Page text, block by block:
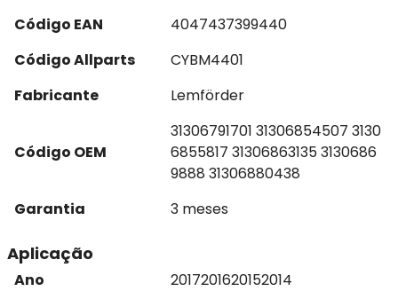
Código EAN
4047437399440
Código Allparts
CYBM4401
Fabricante
Lemförder
Código OEM
31306791701 31306854507 3130
6855817 31306863135 3130686
9888 31306880438
Garantia
3 meses
Aplicação
Ano 2017201620152014